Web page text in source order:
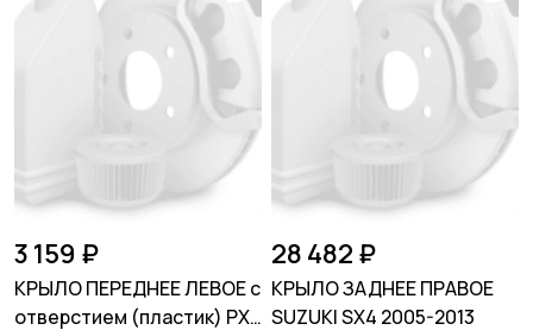
3 159 ₽
КРЫЛО ПЕРЕДНЕЕ ЛЕВОЕ с
отверстием (пластик) PXA
28 482 ₽
КРЫЛО ЗАДНЕЕ ПРАВОЕ
SUZUKI SX4 2005-2013